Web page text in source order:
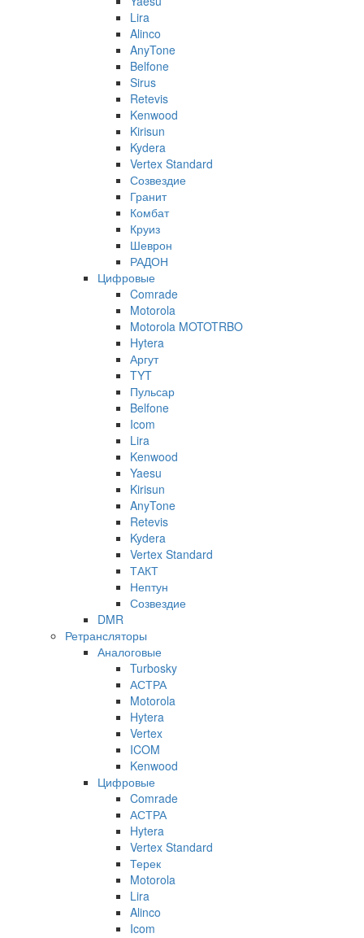
Lira
Alinco
AnyTone
Belfone
Sirus
Retevis
Kenwood
Kirisun
Kydera
Vertex Standard
Созвездие
Гранит
Комбат
Круиз
Шеврон
РАДОН
Цифровые
Comrade
Motorola
Motorola MOTOTRBO
Hytera
Аргут
TYT
Пульсар
Belfone
Icom
Lira
Kenwood
Yaesu
Kirisun
AnyTone
Retevis
Kydera
Vertex Standard
ТАКТ
Нептун
Созвездие
DMR
Ретрансляторы
Аналоговые
Turbosky
АСТРА
Motorola
Hytera
Vertex
ICOM
Kenwood
Цифровые
Comrade
АСТРА
Hytera
Vertex Standard
Терек
Motorola
Lira
Alinco
Icom